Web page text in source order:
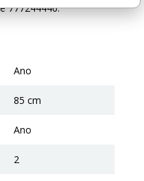
777244446.
Ano
85 cm
Ano
2